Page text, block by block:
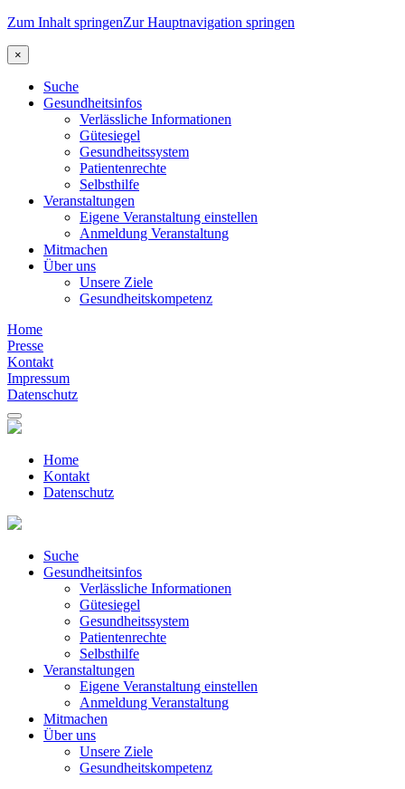
Zum Inhalt springenZur Hauptnavigation springen
×
Suche
Gesundheitsinfos
Verlässliche Informationen
Gütesiegel
Gesundheitssystem
Patientenrechte
Selbsthilfe
Veranstaltungen
Eigene Veranstaltung einstellen
Anmeldung Veranstaltung
Mitmachen
Über uns
Unsere Ziele
Gesundheitskompetenz
Home
Presse
Kontakt
Impressum
Datenschutz
Home
Kontakt
Datenschutz
Suche
Gesundheitsinfos
Verlässliche Informationen
Gütesiegel
Gesundheitssystem
Patientenrechte
Selbsthilfe
Veranstaltungen
Eigene Veranstaltung einstellen
Anmeldung Veranstaltung
Mitmachen
Über uns
Unsere Ziele
Gesundheitskompetenz